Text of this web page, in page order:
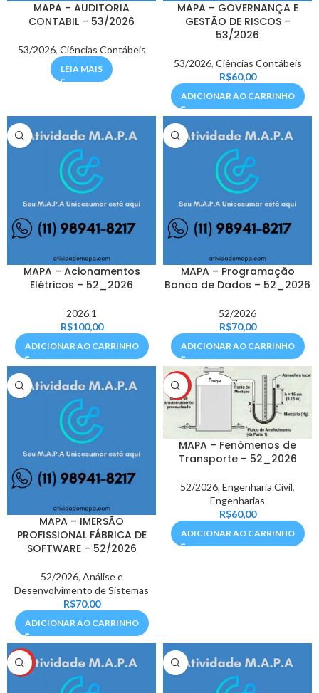
MAPA – AUDITORIA
CONTABIL – 53/2026
53/2026, Ciências Contábeis
LEIA MAIS
MAPA – GOVERNANÇA E
GESTÃO DE RISCOS –
53/2026
53/2026, Ciências Contábeis
R$60,00
ADICIONAR AO CARRINHO
MAPA – Acionamentos
Elétricos – 52_2026
2026.1
R$100,00
ADICIONAR AO CARRINHO
MAPA – Programação
Banco de Dados – 52_2026
52/2026
R$70,00
ADICIONAR AO CARRINHO
MAPA – IMERSÃO
PROFISSIONAL FÁBRICA DE
SOFTWARE – 52/2026
52/2026, Análise e
Desenvolvimento de Sistemas
R$70,00
ADICIONAR AO CARRINHO
HOT
MAPA – Fenômenos de
Transporte – 52_2026
52/2026, Engenharia Civil,
Engenharias
R$60,00
ADICIONAR AO CARRINHO
HOT